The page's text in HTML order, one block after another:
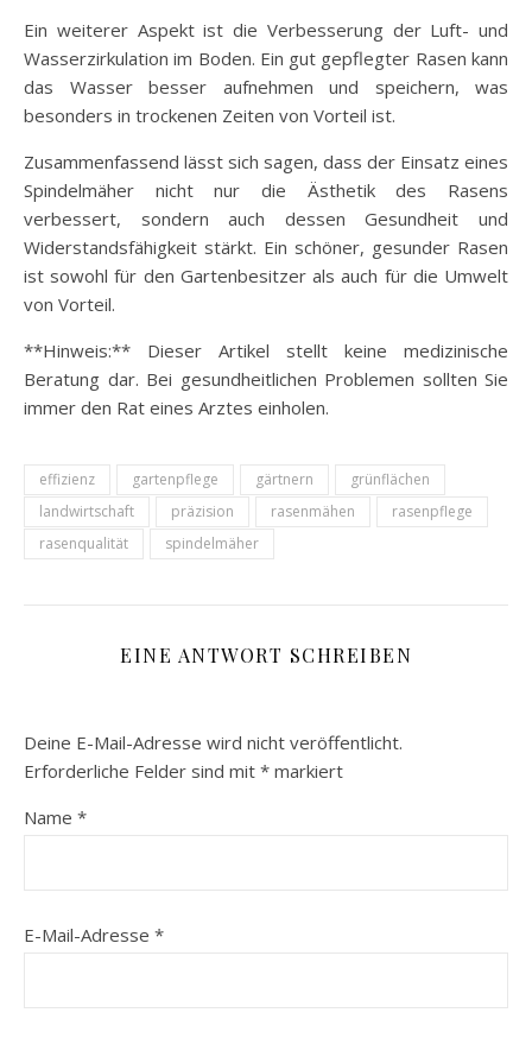
Ein weiterer Aspekt ist die Verbesserung der Luft- und
Wasserzirkulation im Boden. Ein gut gepflegter Rasen kann
das Wasser besser aufnehmen und speichern, was
besonders in trockenen Zeiten von Vorteil ist.
Zusammenfassend lässt sich sagen, dass der Einsatz eines
Spindelmäher nicht nur die Ästhetik des Rasens
verbessert, sondern auch dessen Gesundheit und
Widerstandsfähigkeit stärkt. Ein schöner, gesunder Rasen
ist sowohl für den Gartenbesitzer als auch für die Umwelt
von Vorteil.
**Hinweis:** Dieser Artikel stellt keine medizinische
Beratung dar. Bei gesundheitlichen Problemen sollten Sie
immer den Rat eines Arztes einholen.
effizienz gartenpflege gärtnern
grünflächen
landwirtschaft
präzision rasenmähen
rasenpflege
rasenqualität
spindelmäher
EINE ANTWORT SCHREIBEN
Deine E-Mail-Adresse wird nicht veröffentlicht.
Erforderliche Felder sind mit * markiert
Name *
E-Mail-Adresse *